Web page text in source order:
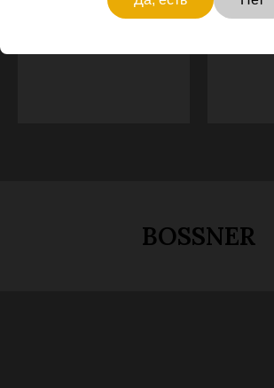
литографированный
баллон
BOSSNER